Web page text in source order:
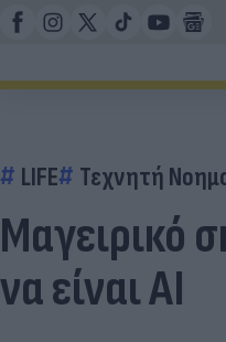
LIFE Τεχνητή
Μαγειρικό
να είναι AI